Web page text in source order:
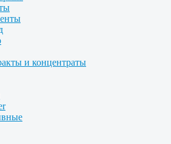
и концентраты